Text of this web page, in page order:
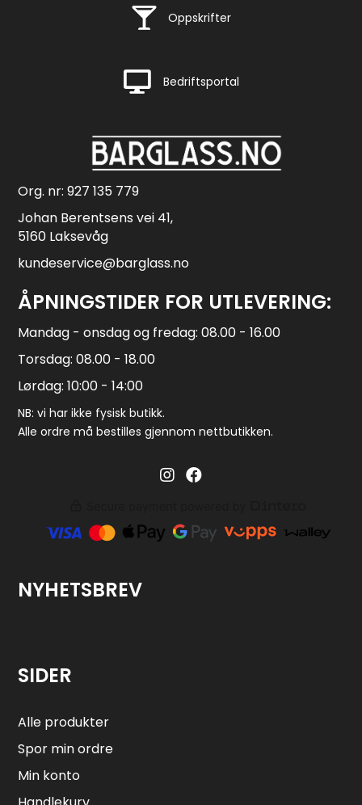
Rask levering
Oppskrifter
Rask levering
Bedriftsportal
Org. nr: 927 135 779
Johan Berentsens vei 41,
5160 Laksevåg
kundeservice@barglass.no
ÅPNINGSTIDER FOR UTLEVERING:
Mandag - onsdag og fredag: 08.00 - 16.00
Torsdag: 08.00 - 18.00
Lørdag: 10:00 - 14:00
NB: vi har ikke fysisk butikk.
Alle ordre må bestilles gjennom nettbutikken.
Barglass.no instagram
Barglass facebook
NYHETSBREV
SIDER
Alle produkter
Spor min ordre
Min konto